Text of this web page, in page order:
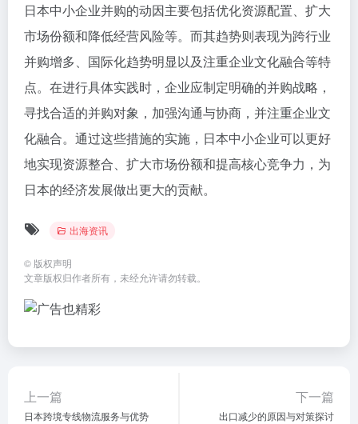
日本中小企业并购的动因主要包括优化资源配置、扩大
市场份额和降低经营风险等。而其趋势则表现为跨行业
并购增多、国际化趋势明显以及注重企业文化融合等特
点。在进行具体实践时，企业应制定明确的并购战略，
寻找合适的并购对象，加强沟通与协商，并注重企业文
化融合。通过这些措施的实施，日本中小企业可以更好
地实现资源整合、扩大市场份额和提高核心竞争力，为
日本的经济发展做出更大的贡献。
出海资讯
© 版权声明
文章版权归作者所有，未经允许请勿转载。
上一篇
日本跨境专线物流服务与优势
下一篇
出口减少的原因与对策探讨